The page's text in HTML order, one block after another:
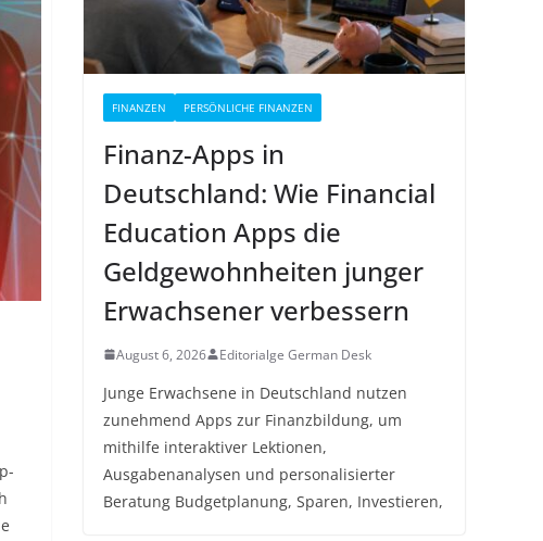
FINANZEN PERSÖNLICHE FINANZEN
Finanz-Apps in
Deutschland: Wie Financial
Education Apps die
Geldgewohnheiten junger
Erwachsener verbessern
August 6, 2026 Editorialge German Desk
Junge Erwachsene in Deutschland nutzen
zunehmend Apps zur Finanzbildung, um
mithilfe interaktiver Lektionen,
Ausgabenanalysen und personalisierter
Beratung Budgetplanung, Sparen, Investieren,